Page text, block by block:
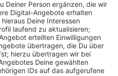
Dienstag im Bereich
der B67 verengt.